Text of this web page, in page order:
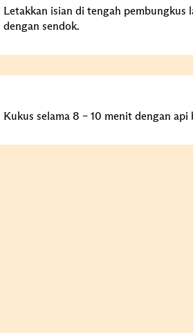
Letakkan isian di tengah pembungkus
dengan sendok.
Kukus selama 8 – 10 menit dengan api